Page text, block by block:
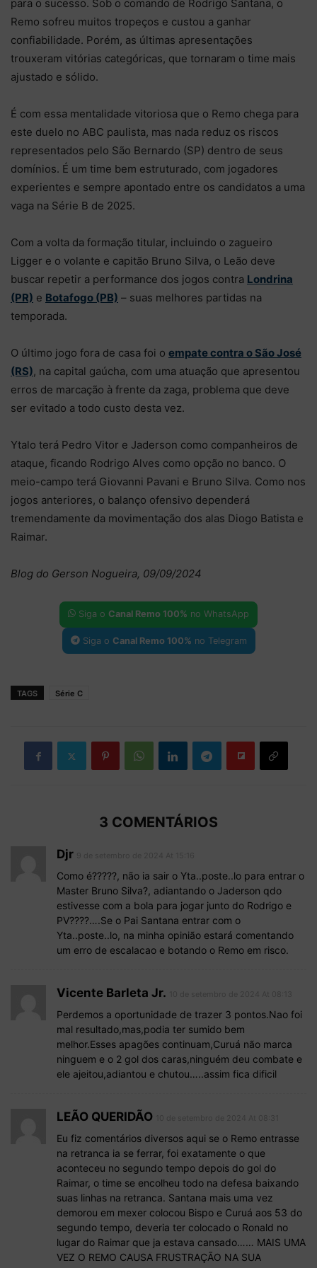
para o sucesso. Sob o comando de Rodrigo Santana, o
Remo sofreu muitos tropeços e custou a ganhar
confiabilidade. Porém, as últimas apresentações
trouxeram vitórias categóricas, que tornaram o time mais
ajustado e sólido.
É com essa mentalidade vitoriosa que o Remo chega para
este duelo no ABC paulista, mas nada reduz os riscos
representados pelo São Bernardo (SP) dentro de seus
domínios. É um time bem estruturado, com jogadores
experientes e sempre apontado entre os candidatos a uma
vaga na Série B de 2025.
Com a volta da formação titular, incluindo o zagueiro
Ligger e o volante e capitão Bruno Silva, o Leão deve
buscar repetir a performance dos jogos contra Londrina
(PR) e Botafogo (PB) – suas melhores partidas na
temporada.
O último jogo fora de casa foi o empate contra o São José
(RS), na capital gaúcha, com uma atuação que apresentou
erros de marcação à frente da zaga, problema que deve
ser evitado a todo custo desta vez.
Ytalo terá Pedro Vitor e Jaderson como companheiros de
ataque, ficando Rodrigo Alves como opção no banco. O
meio-campo terá Giovanni Pavani e Bruno Silva. Como nos
jogos anteriores, o balanço ofensivo dependerá
tremendamente da movimentação dos alas Diogo Batista e
Raimar.
Blog do Gerson Nogueira, 09/09/2024
Siga o Canal Remo 100% no WhatsApp
Siga o Canal Remo 100% no Telegram
TAGS Série C
3 COMENTÁRIOS
Djr
Como é?????, não ia sair o Yta..poste..lo para entrar o
Master Bruno Silva?, adiantando o Jaderson qdo
estivesse com a bola para jogar junto do Rodrigo e
PV????….Se o Pai Santana entrar com o
Yta..poste..lo, na minha opinião estará comentando
um erro de escalacao e botando o Remo em risco.
Vicente Barleta Jr.
Perdemos a oportunidade de trazer 3 pontos.Nao foi
mal resultado,mas,podia ter sumido bem
melhor.Esses apagões continuam,Curuá não marca
ninguem e o 2 gol dos caras,ninguém deu combate e
ele ajeitou,adiantou e chutou…..assim fica dificil
LEÃO QUERIDÃO
Eu fiz comentários diversos aqui se o Remo entrasse
na retranca ia se ferrar, foi exatamente o que
aconteceu no segundo tempo depois do gol do
Raimar, o time se encolheu todo na defesa baixando
suas linhas na retranca. Santana mais uma vez
demorou em mexer colocou Bispo e Curuá aos 53 do
segundo tempo, deveria ter colocado o Ronald no
lugar do Raimar que ja estava cansado…… MAIS UMA
VEZ O REMO CAUSA FRUSTRAÇÃO NA SUA